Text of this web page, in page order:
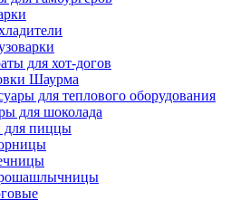
для хот-догов
Шаурма
для теплового оборудования
для шоколада
для пиццы